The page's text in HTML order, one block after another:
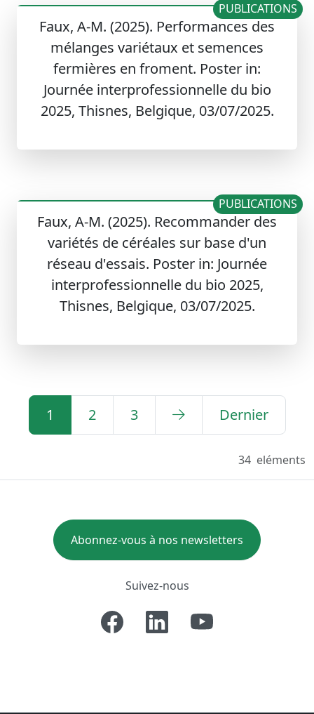
Faux, A-M. (2025). Performances des
mélanges variétaux et semences
fermières en froment. Poster in:
Journée interprofessionnelle du bio
2025, Thisnes, Belgique, 03/07/2025.
PUBLICATIONS
Faux, A-M. (2025). Recommander des
variétés de céréales sur base d'un
réseau d'essais. Poster in: Journée
interprofessionnelle du bio 2025,
Thisnes, Belgique, 03/07/2025.
PUBLICATIONS
1 2 3 Dernier
34 eléments
Abonnez-vous à nos newsletters
Suivez-nous